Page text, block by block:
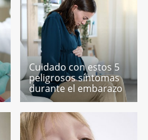
Cuidado con estos 5
peligrosos síntomas
durante el embarazo